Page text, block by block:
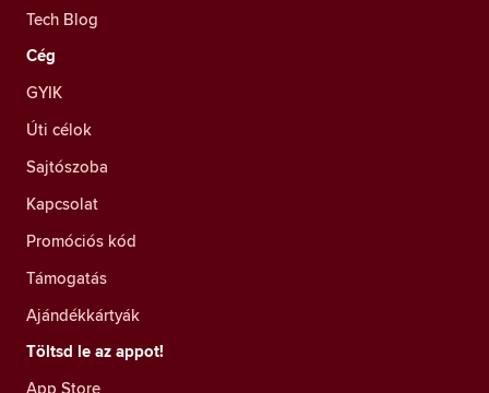
Tech Blog
Cég
GYIK
Úti célok
Sajtószoba
Kapcsolat
Promóciós kód
Támogatás
Ajándékkártyák
Töltsd le az appot!
App Store